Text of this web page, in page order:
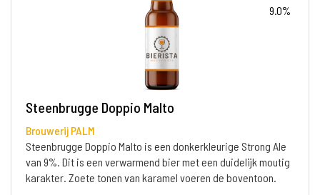
9.0%
Steenbrugge Doppio Malto
Brouwerij PALM
Steenbrugge Doppio Malto is een donkerkleurige Strong Ale
van 9%. Dit is een verwarmend bier met een duidelijk moutig
karakter. Zoete tonen van karamel voeren de boventoon.